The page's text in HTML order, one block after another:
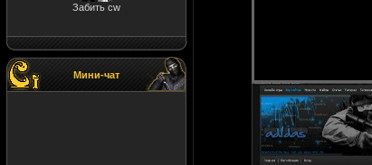
Забить cw
Мини-чат